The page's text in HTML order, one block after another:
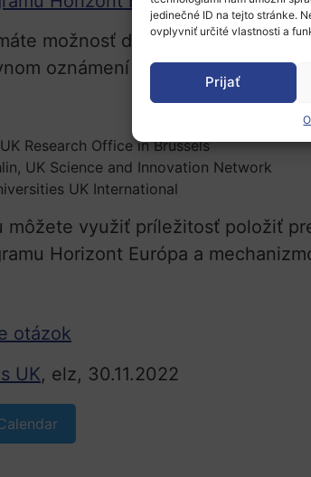
jedinečné ID na tejto stránke.
ovplyvniť určité vlastnosti a
Prijať
možnosť dozvedieť sa
oznámení vlády Spojeného
Research Office in Brussels
UK Science and Innovation Network
UK International
môžete využiť príležitosť položiť
Horizont Európa a
otázok
UK, elz, 30.11.2022